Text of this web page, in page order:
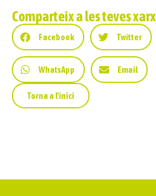
Comparteix a les teves
Facebook Twitter
WhatsApp Email
Torna a l'inici